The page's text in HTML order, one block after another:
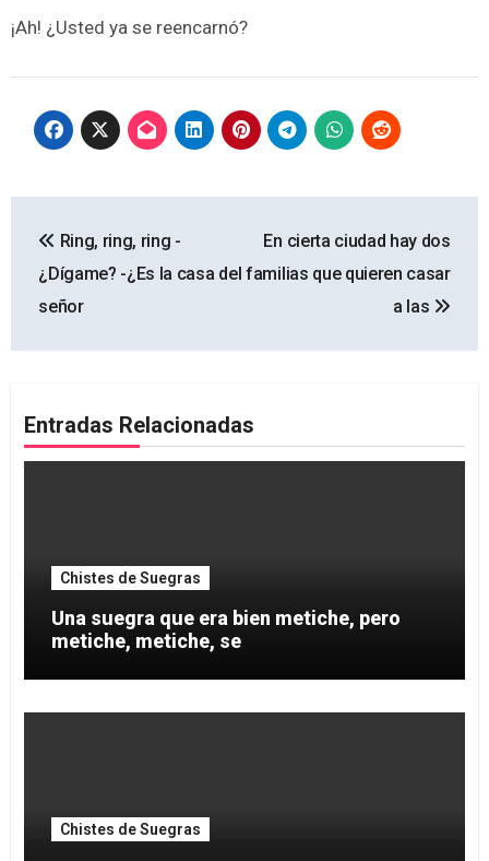
¡Ah! ¿Usted ya se reencarnó?
de
entradas
Ring, ring, ring -
¿Dígame? -¿Es la casa del
señor
En cierta ciudad hay dos
familias que quieren casar
a las
Entradas Relacionadas
Chistes de Suegras
Una suegra que era bien metiche, pero
metiche, metiche, se
Chistes de Suegras